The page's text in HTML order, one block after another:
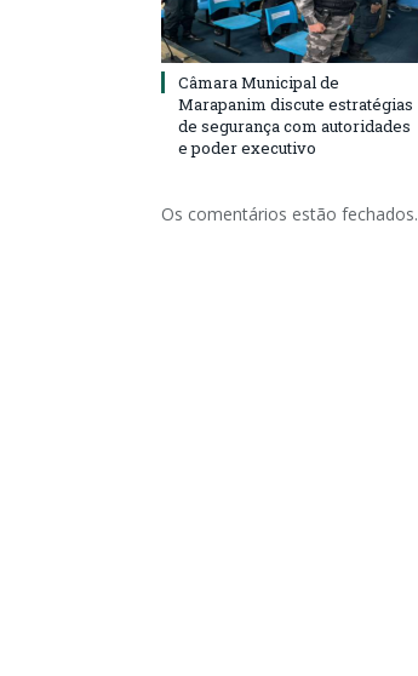
Câmara Municipal de
Marapanim discute estratégias
de segurança com autoridades
e poder executivo
Os comentários estão fechados.